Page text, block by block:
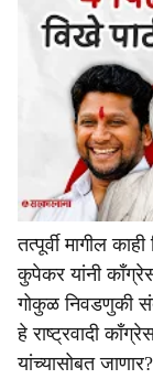
तत्पूर्वी मागील
कुपेकर यांनी
गोकुळ निवडणुकी
हे राष्ट्रवादी
यांच्यासोबत